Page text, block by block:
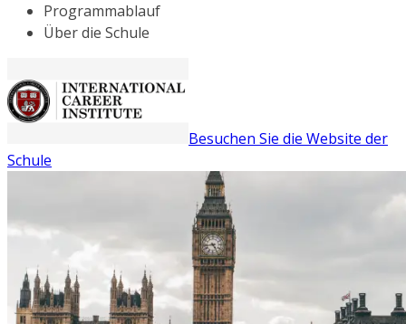
Programmablauf
Über die Schule
Besuchen Sie die Website der
Schule